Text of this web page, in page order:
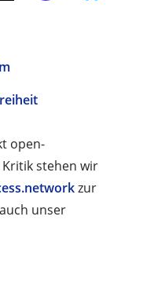
open-
stehen wir
zur
unser